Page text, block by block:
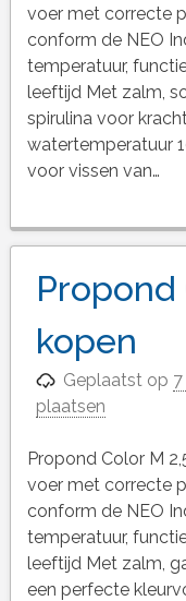
voer met correcte
conform de NEO
temperatuur,
leeftijd Met zalm,
spirulina voor
watertemperatuur
voor vissen van…
Propond
kopen
Geplaatst op
plaatsen
Propond Color M
voer met correcte
conform de NEO
temperatuur,
leeftijd Met zalm,
een perfecte